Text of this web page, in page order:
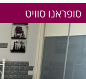
סופראנו סוויט